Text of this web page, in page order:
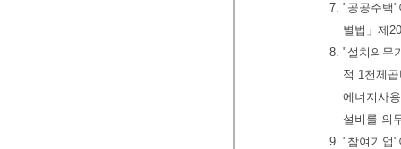
7. "공공주택
별법」제
8. "설치의무
적 1천제
에너지사
설비를 의
9. "참여기업